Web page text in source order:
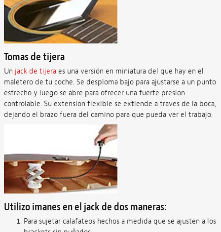
Tomas de tijera
Un jack de tijeraes una versión en miniatura del que hay en el
maletero de tu coche. Se desploma bajo para ajustarse a un punto
estrecho y luego se abre para ofrecer una fuerte presión
controlable. Su extensión flexible se extiende a través de la boca,
dejando el brazo fuera del camino para que pueda ver el trabajo.
Utilizo imanes en el jack de dos maneras:
Para sujetar calafateos hechos a medida que se ajusten a los